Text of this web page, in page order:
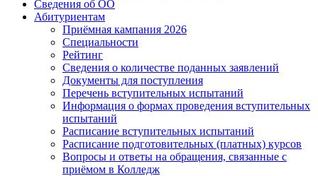
Сведения об ОО
Абитуриентам
Приёмная кампания 2026
Специальности
Рейтинг
Сведения о количестве поданных заявлений
Документы для поступления
Перечень вступительных испытаний
Информация о формах проведения вступительных
испытаний
Расписание вступительных испытаний
Расписание подготовительных (платных) курсов
Вопросы и ответы на обращения, связанные с
приёмом в Колледж